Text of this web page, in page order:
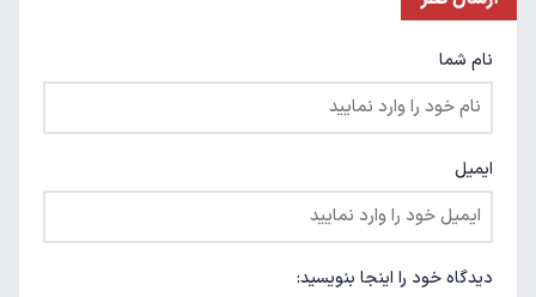
نام شما
ایمیل
دیدگاه خود را اینجا بنویسید: